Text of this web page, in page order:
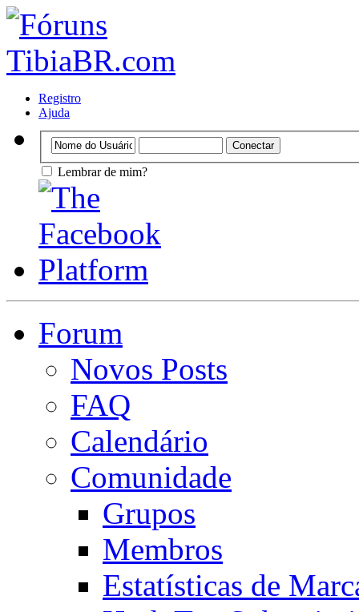
Registro
Ajuda
Lembrar de mim?
Forum
Novos Posts
FAQ
Calendário
Comunidade
Grupos
Membros
Estatísticas de